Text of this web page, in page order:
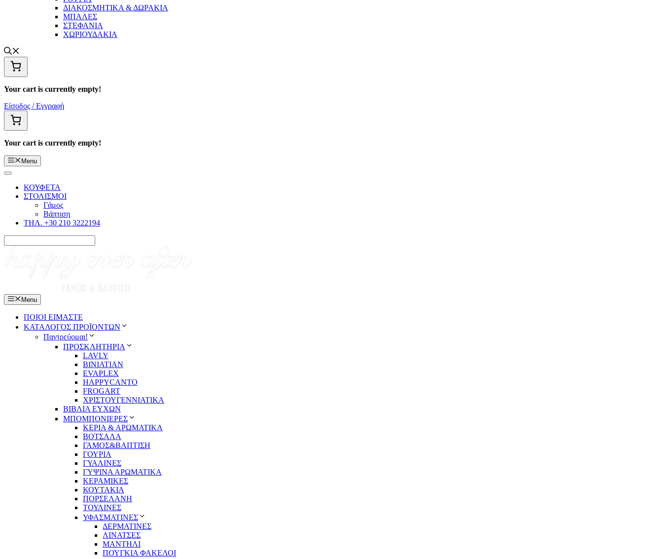
ΔΙΑΚΟΣΜΗΤΙΚΑ & ΔΩΡΑΚΙΑ
ΜΠΑΛΕΣ
ΣΤΕΦΑΝΙΑ
ΧΩΡΙΟΥΔΑΚΙΑ
Your cart is currently empty!
Είσοδος / Εγγραφή
Your cart is currently empty!
Menu
ΚΟΥΦΕΤΑ
ΣΤΟΛΙΣΜΟΙ
Γάμος
Βάπτιση
ΤΗΛ. +30 210 3222194
Menu
ΠΟΙΟΙ ΕΙΜΑΣΤΕ
ΚΑΤΑΛΟΓΟΣ ΠΡΟΪΟΝΤΩΝ
Παντρεύομαι!
ΠΡΟΣΚΛΗΤΗΡΙΑ
LAVLY
BINIATIAN
EVAPLEX
HAPPYCANTO
FROGART
ΧΡΙΣΤΟΥΓΕΝΝΙΑΤΙΚΑ
ΒΙΒΛΙΑ ΕΥΧΩΝ
ΜΠΟΜΠΟΝΙΕΡΕΣ
ΚΕΡΙΑ & ΑΡΩΜΑΤΙΚΑ
ΒΟΤΣΑΛΑ
ΓΑΜΟΣ&ΒΑΠΤΙΣΗ
ΓΟΥΡΙΑ
ΓΥΑΛΙΝΕΣ
ΓΥΨΙΝΑ ΑΡΩΜΑΤΙΚΑ
ΚΕΡΑΜΙΚΕΣ
ΚΟΥΤΑΚΙΑ
ΠΟΡΣΕΛΑΝΗ
ΤΟΥΛΙΝΕΣ
ΥΦΑΣΜΑΤΙΝΕΣ
ΔΕΡΜΑΤΙΝΕΣ
ΛΙΝΑΤΣΕΣ
ΜΑΝΤΗΛΙ
ΠΟΥΓΚΙΑ ΦΑΚΕΛΟΙ